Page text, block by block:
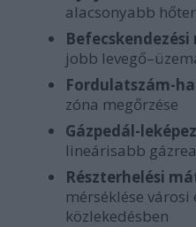
alacsonyabb
jobb
Fordulatszám-
zóna megőrzése
Gázpedál-
lineárisabb
Részterhelési
mérséklése
közlekedésben